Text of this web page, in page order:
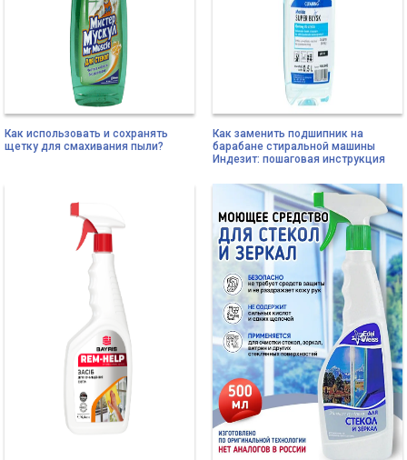
Как использовать и сохранять
щетку для смахивания пыли?
Как заменить подшипник на
барабане стиральной машины
Индезит: пошаговая инструкция